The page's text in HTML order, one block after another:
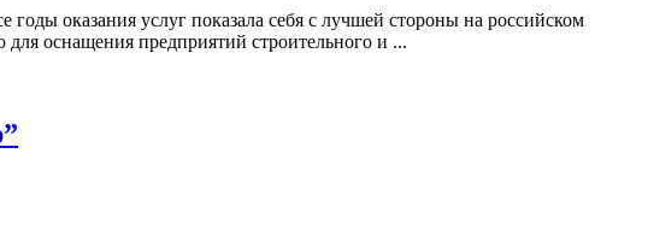
оказания услуг показала себя с лучшей стороны на российском
оснащения предприятий строительного и ...